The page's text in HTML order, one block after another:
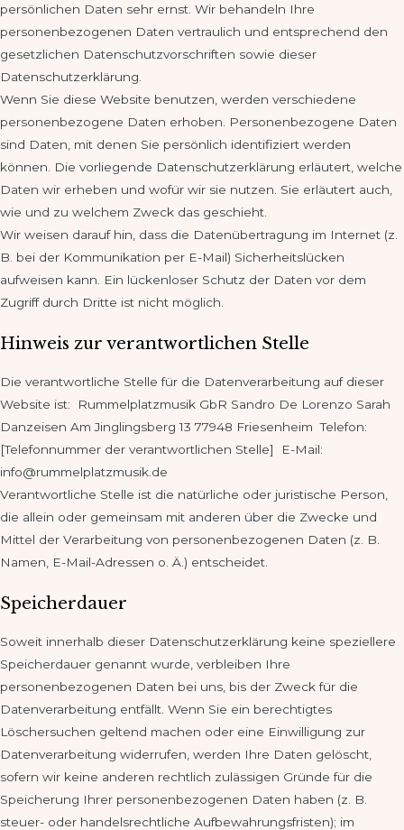
persönlichen Daten sehr ernst. Wir behandeln Ihre
personenbezogenen Daten vertraulich und entsprechend den
gesetzlichen Datenschutzvorschriften sowie dieser
Datenschutzerklärung.
Wenn Sie diese Website benutzen, werden verschiedene
personenbezogene Daten erhoben. Personenbezogene Daten
sind Daten, mit denen Sie persönlich identifiziert werden
können. Die vorliegende Datenschutzerklärung erläutert, welche
Daten wir erheben und wofür wir sie nutzen. Sie erläutert auch,
wie und zu welchem Zweck das geschieht.
Wir weisen darauf hin, dass die Datenübertragung im Internet (z.
B. bei der Kommunikation per E-Mail) Sicherheitslücken
aufweisen kann. Ein lückenloser Schutz der Daten vor dem
Zugriff durch Dritte ist nicht möglich.
Hinweis zur verantwortlichen Stelle
Die verantwortliche Stelle für die Datenverarbeitung auf dieser
Website ist: Rummelplatzmusik GbR Sandro De Lorenzo Sarah
Danzeisen Am Jinglingsberg 13 77948 Friesenheim Telefon:
[Telefonnummer der verantwortlichen Stelle] E-Mail:
info@rummelplatzmusik.de
Verantwortliche Stelle ist die natürliche oder juristische Person,
die allein oder gemeinsam mit anderen über die Zwecke und
Mittel der Verarbeitung von personenbezogenen Daten (z. B.
Namen, E-Mail-Adressen o. Ä.) entscheidet.
Speicherdauer
Soweit innerhalb dieser Datenschutzerklärung keine speziellere
Speicherdauer genannt wurde, verbleiben Ihre
personenbezogenen Daten bei uns, bis der Zweck für die
Datenverarbeitung entfällt. Wenn Sie ein berechtigtes
Löschersuchen geltend machen oder eine Einwilligung zur
Datenverarbeitung widerrufen, werden Ihre Daten gelöscht,
sofern wir keine anderen rechtlich zulässigen Gründe für die
Speicherung Ihrer personenbezogenen Daten haben (z. B.
steuer- oder handelsrechtliche Aufbewahrungsfristen); im